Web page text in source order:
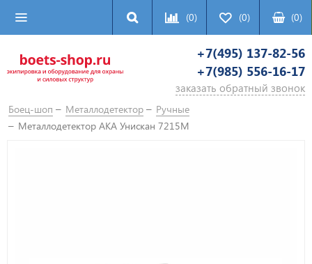
(0) (0) (0)
+7(495) 137-82-56
+7(985) 556-16-17
заказать обратный звонок
Боец-шоп Металлодетектор
Ручные
Металлодетектор АКА Унискан 7215М